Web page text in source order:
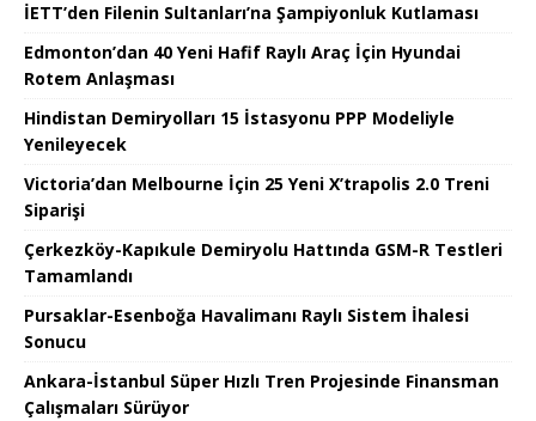
İETT’den Filenin Sultanları’na Şampiyonluk Kutlaması
Edmonton’dan 40 Yeni Hafif Raylı Araç İçin Hyundai
Rotem Anlaşması
Hindistan Demiryolları 15 İstasyonu PPP Modeliyle
Yenileyecek
Victoria’dan Melbourne İçin 25 Yeni X’trapolis 2.0 Treni
Siparişi
Çerkezköy-Kapıkule Demiryolu Hattında GSM-R Testleri
Tamamlandı
Pursaklar-Esenboğa Havalimanı Raylı Sistem İhalesi
Sonucu
Ankara-İstanbul Süper Hızlı Tren Projesinde Finansman
Çalışmaları Sürüyor